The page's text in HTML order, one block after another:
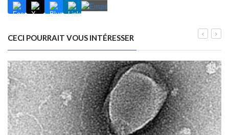
CECI POURRAIT VOUS INTÉRESSER